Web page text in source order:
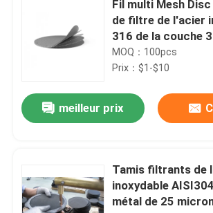
Fil multi Mesh
de filtre de l'acier
316 de la couche
MOQ：100pcs
Prix：$1-$10
meilleur prix
Tamis filtrants de
inoxydable
métal de 25